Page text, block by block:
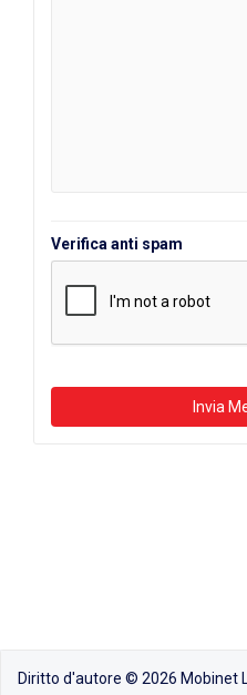
Verifica anti spam
Diritto d'autore © 2026 Mobinet